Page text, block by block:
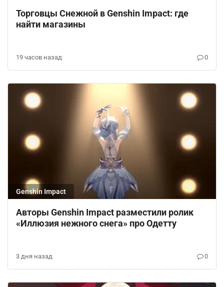
Торговцы Снежной в Genshin Impact: где
найти магазины
19 часов назад 0
Genshin Impact
Авторы Genshin Impact разместили ролик
«Иллюзия нежного снега» про Одетту
3 дня назад 0